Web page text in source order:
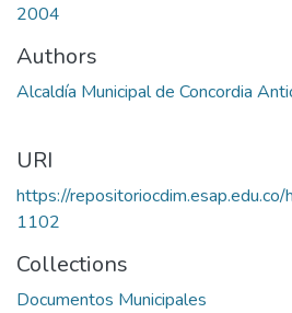
2004
Authors
Alcaldía Municipal de Concordia
URI
https://
1102
Collections
Documentos Municipales